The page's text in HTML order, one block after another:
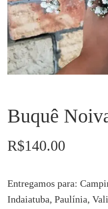
Buquê
R$140.00
Entregamos para:
Indaiatuba, Paulínia,